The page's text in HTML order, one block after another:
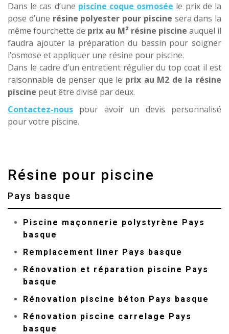
Dans le cas d’une piscine coque osmosée le prix de la
pose d’une résine polyester pour piscine sera dans la
même fourchette de prix au M² résine piscine auquel il
faudra ajouter la préparation du bassin pour soigner
l’osmose et appliquer une résine pour piscine.
Dans le cadre d’un entretient régulier du top coat il est
raisonnable de penser que le prix au M2 de la résine
piscine peut être divisé par deux.
Contactez-nous pour avoir un devis personnalisé
pour votre piscine.
Résine pour piscine
Pays basque
Piscine maçonnerie polystyrène Pays
basque
Remplacement liner Pays basque
Rénovation et réparation piscine Pays
basque
Rénovation piscine béton Pays basque
Rénovation piscine carrelage Pays
basque